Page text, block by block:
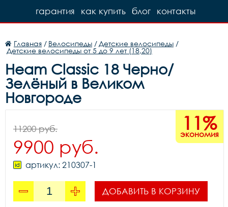
контакты
блог
как купить
гарантия
Главная / Велосипеды / Детские велосипеды /
Детские велосипеды от 5 до 9 лет (18,20)
Heam Classic 18 Черно/
Зелёный в Великом
Новгороде
11%
экономия
11200 руб.
9900 руб.
артикул: 210307-1
ДОБАВИТЬ В КОРЗИНУ